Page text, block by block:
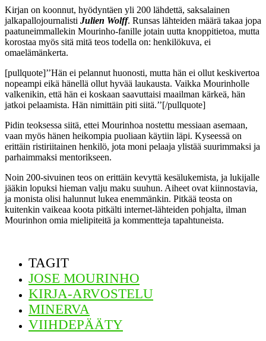
Kirjan on koonnut, hyödyntäen yli 200 lähdettä, saksalainen
jalkapallojournalisti Julien Wolff. Runsas lähteiden määrä takaa jopa
paatuneimmallekin Mourinho-fanille jotain uutta knoppitietoa, mutta
korostaa myös sitä mitä teos todella on: henkilökuva, ei
omaelämänkerta.
[pullquote]’’Hän ei pelannut huonosti, mutta hän ei ollut keskivertoa
nopeampi eikä hänellä ollut hyvää laukausta. Vaikka Mourinholle
valkenikin, että hän ei koskaan saavuttaisi maailman kärkeä, hän
jatkoi pelaamista. Hän nimittäin piti siitä.’’[/pullquote]
Pidin teoksessa siitä, ettei Mourinhoa nostettu messiaan asemaan,
vaan myös hänen heikompia puoliaan käytiin läpi. Kyseessä on
erittäin ristiriitainen henkilö, jota moni pelaaja ylistää suurimmaksi ja
parhaimmaksi mentorikseen.
Noin 200-sivuinen teos on erittäin kevyttä kesälukemista, ja lukijalle
jääkin lopuksi hieman valju maku suuhun. Aiheet ovat kiinnostavia,
ja monista olisi halunnut lukea enemmänkin. Pitkää teosta on
kuitenkin vaikeaa koota pitkälti internet-lähteiden pohjalta, ilman
Mourinhon omia mielipiteitä ja kommentteja tapahtuneista.
TAGIT
JOSE MOURINHO
KIRJA-ARVOSTELU
MINERVA
VIIHDEPÄÄTY